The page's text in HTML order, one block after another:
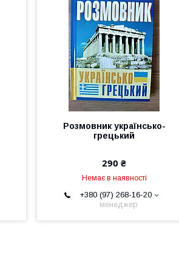
Розмовник українсько-
грецький
290 ₴
Немає в наявності
+380 (97) 268-16-20
менеджер